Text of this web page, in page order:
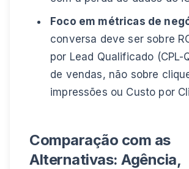
Foco em métricas de
conversa deve ser sobre
por Lead Qualificado (CPL-
de vendas, não sobre
impressões ou Custo por
Comparação com as
Alternativas: Agência,